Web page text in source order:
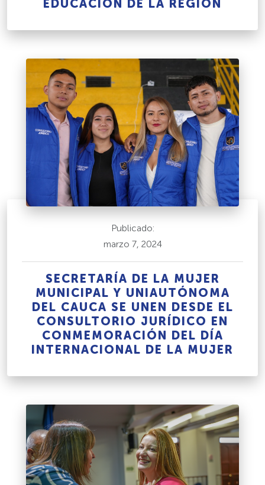
EDUCACIÓN DE LA REGIÓN
Publicado:
marzo 7, 2024
SECRETARÍA DE LA MUJER
MUNICIPAL Y UNIAUTÓNOMA
DEL CAUCA SE UNEN DESDE EL
CONSULTORIO JURÍDICO EN
CONMEMORACIÓN DEL DÍA
INTERNACIONAL DE LA MUJER